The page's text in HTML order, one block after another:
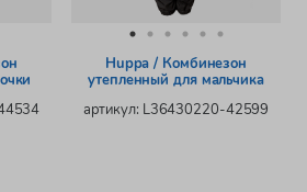
Huppa / Комбинезон
утепленный для мальчика
артикул: L36430220-42599